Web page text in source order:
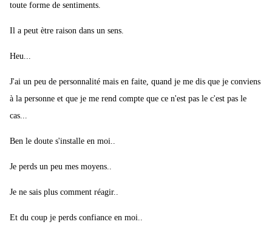
toute forme de sentiments.
Il a peut ètre raison dans un sens.
Heu...
J'ai un peu de personnalité mais en faite, quand je me dis que je conviens
à la personne et que je me rend compte que ce n'est pas le c'est pas le
cas...
Ben le doute s'installe en moi..
Je perds un peu mes moyens..
Je ne sais plus comment réagir..
Et du coup je perds confiance en moi..